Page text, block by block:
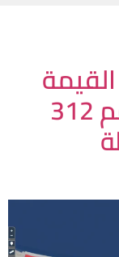
الإيجارية وفقًا للقرار رقم 312